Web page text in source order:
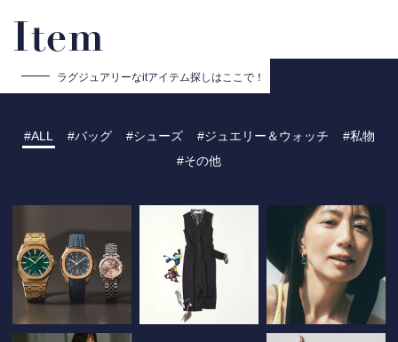
Item
ラグジュアリーなitアイテム探しはここで！
ALL バッグ シューズ ジュエリー＆ウォッチ
私物
その他